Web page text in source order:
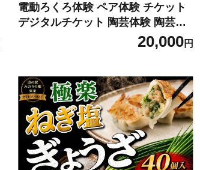
電動ろくろ体験 ペア体験 チケット
デジタルチケット 陶芸体験 陶芸教
室 陶芸 tougei とうげい 民芸 器作
り 手作り 湯呑み お茶碗 お皿 ビア
ろくろ 観光 夏休み 冬休み 春休み
初心者 本格的 焼き物 子供 家族 手
ぶら 民芸みはし 千葉 東金
20,000円